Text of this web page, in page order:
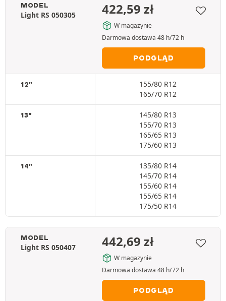
MODEL
Light RS 050305 422,59 zł
W magazynie
Darmowa dostawa 48 h/72 h
PODGLĄD
12"
155/80 R12
165/70 R12
13"
145/80 R13
155/70 R13
165/65 R13
175/60 R13
14"
135/80 R14
145/70 R14
155/60 R14
155/65 R14
175/50 R14
MODEL
Light RS 050407 442,69 zł
W magazynie
Darmowa dostawa 48 h/72 h
PODGLĄD